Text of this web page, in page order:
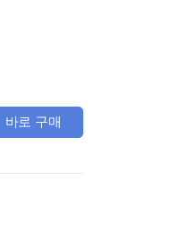
바로 구매